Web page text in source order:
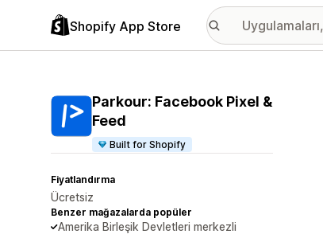
Shopify App Store
Parkour: Facebook Pixel &
Feed
Built for Shopify
Fiyatlandırma
Ücretsiz
Benzer mağazalarda popüler
Amerika Birleşik Devletleri merkezli